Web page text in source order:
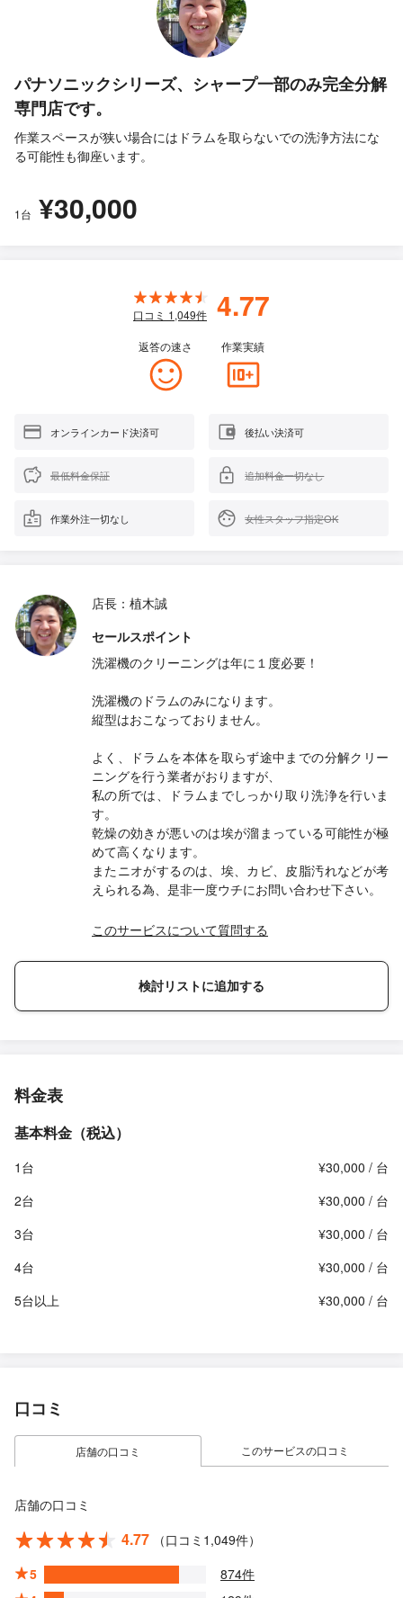
パナソニックシリーズ、シャープ一部のみ完全分解
専門店です。
作業スペースが狭い場合にはドラムを取らないでの洗浄方法にな
る可能性も御座います。
1台 ¥30,000
口コミ 1,049件 4.77
返答の速さ 作業実績
オンラインカード決済可 後払い決済可
最低料金保証 追加料金一切なし
作業外注一切なし 女性スタッフ指定OK
店長：植木誠
セールスポイント
洗濯機のクリーニングは年に１度必要！
洗濯機のドラムのみになります。
縦型はおこなっておりません。
よく、ドラムを本体を取らず途中までの分解クリー
ニングを行う業者がおりますが、
私の所では、ドラムまでしっかり取り洗浄を行いま
す。
乾燥の効きが悪いのは埃が溜まっている可能性が極
めて高くなります。
またニオがするのは、埃、カビ、皮脂汚れなどが考
えられる為、是非一度ウチにお問い合わせ下さい。
このサービスについて質問する
検討リストに追加する
料金表
基本料金（税込）
1台
¥30,000 / 台
2台
¥30,000 / 台
3台
¥30,000 / 台
4台
¥30,000 / 台
5台以上
¥30,000 / 台
口コミ
店舗の口コミ このサービスの口コミ
店舗の口コミ
4.77
（口コミ1,049件）
5
874件